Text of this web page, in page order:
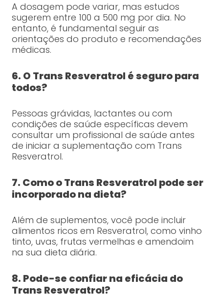
A dosagem pode variar, mas estudos
sugerem entre 100 a 500 mg por dia. No
entanto, é fundamental seguir as
orientações do produto e recomendações
médicas.
6. O Trans Resveratrol é seguro para
todos?
Pessoas grávidas, lactantes ou com
condições de saúde específicas devem
consultar um profissional de saúde antes
de iniciar a suplementação com Trans
Resveratrol.
7. Como o Trans Resveratrol pode ser
incorporado na dieta?
Além de suplementos, você pode incluir
alimentos ricos em Resveratrol, como vinho
tinto, uvas, frutas vermelhas e amendoim
na sua dieta diária.
8. Pode-se confiar na eficácia do
Trans Resveratrol?